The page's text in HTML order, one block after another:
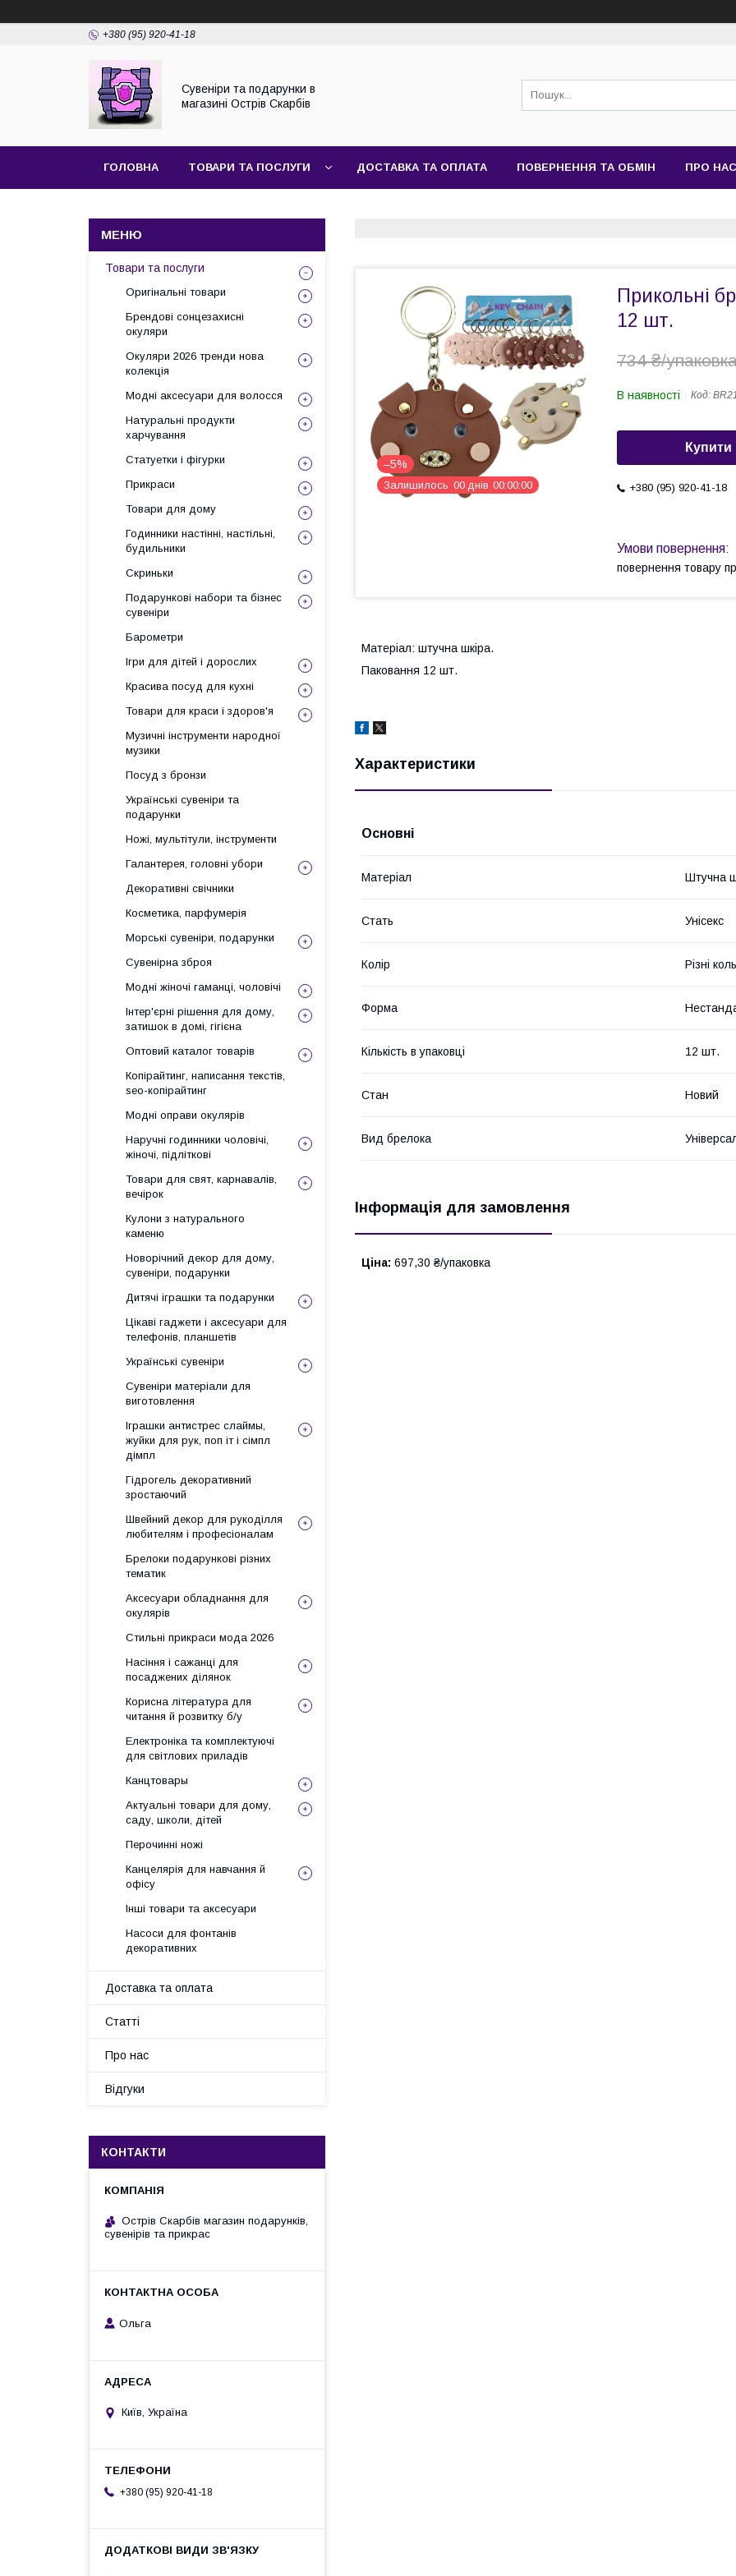
+380 (95) 920-41-18
Сувеніри та подарунки в
магазині Острів Скарбів
ГОЛОВНА ТОВАРИ ТА ПОСЛУГИ ДОСТАВКА ТА ОПЛАТА ПОВЕРНЕННЯ ТА ОБМІН ПРО НАС
–5%
Залишилось 00 днів 00 00 00
Прикольні
12 шт.
734 ₴/
В наявності Код:
Купити
+380 (95) 920-41-18
повернення товару
Матеріал: штучна шкіра.
Паковання 12 шт.
Характеристики
Основні
Матеріал Штучна
Стать Унісекс
Колір Різні
Форма
Кількість в упаковці 12 шт.
Стан Новий
Вид брелока
Інформація для замовлення
Ціна: 697,30 ₴/упаковка
Товари та послуги
Оригінальні товари
Брендові сонцезахисні
окуляри
Окуляри 2026 тренди нова
колекція
Модні аксесуари для волосся
Натуральні продукти
харчування
Статуетки і фігурки
Прикраси
Товари для дому
Годинники настінні, настільні,
будильники
Скриньки
Подарункові набори та бізнес
сувеніри
Барометри
Ігри для дітей і дорослих
Красива посуд для кухні
Товари для краси і здоров'я
Музичні інструменти народної
музики
Посуд з бронзи
Українські сувеніри та
подарунки
Ножі, мультітули, інструменти
Галантерея, головні убори
Декоративні свічники
Косметика, парфумерія
Морські сувеніри, подарунки
Сувенірна зброя
Модні жіночі гаманці, чоловічі
Інтер'єрні рішення для дому,
затишок в домі, гігієна
Оптовий каталог товарів
Копірайтинг, написання текстів,
seo-копірайтинг
Модні оправи окулярів
Наручні годинники чоловічі,
жіночі, підліткові
Товари для свят, карнавалів,
вечірок
Кулони з натурального
каменю
Новорічний декор для дому,
сувеніри, подарунки
Дитячі іграшки та подарунки
Цікаві гаджети і аксесуари для
телефонів, планшетів
Українські сувеніри
Сувеніри матеріали для
виготовлення
Іграшки антистрес слаймы,
жуйки для рук, поп іт і сімпл
дімпл
Гідрогель декоративний
зростаючий
Швейний декор для рукоділля
любителям і професіоналам
Брелоки подарункові різних
тематик
Аксесуари обладнання для
окулярів
Стильні прикраси мода 2026
Насіння і сажанці для
посаджених ділянок
Корисна література для
читання й розвитку б/у
Електроніка та комплектуючі
для світлових приладів
Канцтовары
Актуальні товари для дому,
саду, школи, дітей
Перочинні ножі
Канцелярія для навчання й
офісу
Інші товари та аксесуари
Насоси для фонтанів
декоративних
Доставка та оплата
Статті
Про нас
Відгуки
КОНТАКТИ
Острів Скарбів магазин подарунків,
сувенірів та прикрас
Ольга
Київ, Україна
+380 (95) 920-41-18